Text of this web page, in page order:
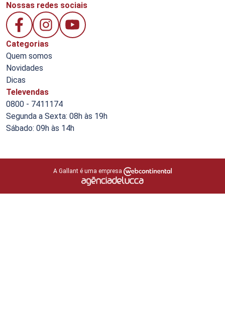
Nossas redes sociais
Categorias
Quem somos
Novidades
Dicas
Televendas
0800 - 7411174
Segunda a Sexta: 08h às 19h
Sábado: 09h às 14h
A Gallant é uma empresa